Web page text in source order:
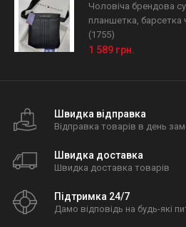
Чоловіча брендова
планшетка, барсетка
(1755)
1 589 грн.
Швидка відправка
Відправка товарів в день
Швидка доставка
Швидка доставка товарів
Підтримка 24/7
Дамо відповідь на будь-які